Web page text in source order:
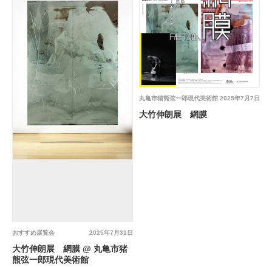
2025年7月31日
おすすめ展覧会
大竹伸朗展 網膜 @ 丸亀市猪
熊弦一郎現代美術館
2025年7月7日
丸亀市猪熊弦一郎現代美術館
大竹伸朗展 網膜